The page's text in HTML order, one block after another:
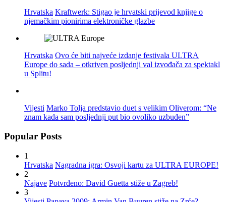
Hrvatska Kraftwerk: Stigao je hrvatski prijevod knjige o
njemačkim pionirima elektroničke glazbe
Hrvatska Ovo će biti najveće izdanje festivala ULTRA
Europe do sada – otkriven posljednji val izvođača za spektakl
u Splitu!
Vijesti Marko Tolja predstavio duet s velikim Oliverom: “Ne
znam kada sam posljednji put bio ovoliko uzbuđen”
Popular Posts
1
Hrvatska Nagradna igra: Osvoji kartu za ULTRA EUROPE!
2
Najave Potvrđeno: David Guetta stiže u Zagreb!
3